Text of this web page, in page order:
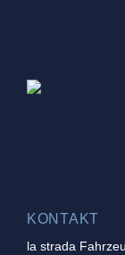
KONTAKT
la strada